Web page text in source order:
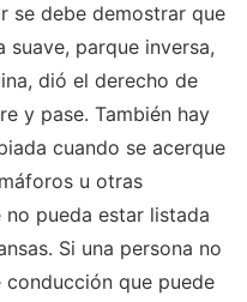
se debe demostrar que
suave, parque inversa,
dió el derecho de
y pase. También hay
cuando se acerque
u otras
pueda estar listada
Si una persona no
que puede